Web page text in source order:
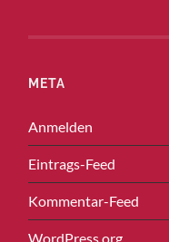
META
Anmelden
Eintrags-Feed
Kommentar-Feed
WordPress.org